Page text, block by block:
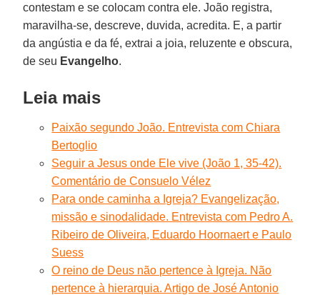
contestam e se colocam contra ele. João registra,
maravilha-se, descreve, duvida, acredita. E, a partir
da angústia e da fé, extrai a joia, reluzente e obscura,
de seu Evangelho.
Leia mais
Paixão segundo João. Entrevista com Chiara
Bertoglio
Seguir a Jesus onde Ele vive (João 1, 35-42).
Comentário de Consuelo Vélez
Para onde caminha a Igreja? Evangelização,
missão e sinodalidade. Entrevista com Pedro A.
Ribeiro de Oliveira, Eduardo Hoornaert e Paulo
Suess
O reino de Deus não pertence à Igreja. Não
pertence à hierarquia. Artigo de José Antonio